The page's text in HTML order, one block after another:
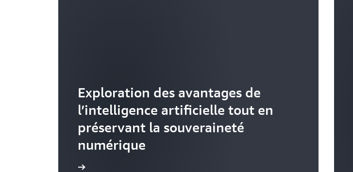
Exploration des avantages de
l’intelligence artificielle tout en
préservant la souveraineté
numérique